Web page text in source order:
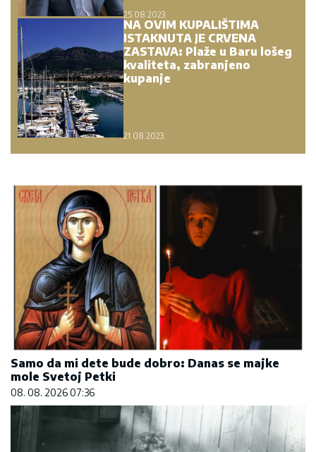
25.08.2023.
NA OVIM KUPALIŠTIMA
ISTAKNUTA JE CRVENA
ZASTAVA: Plaže u Baru lošeg
kvaliteta, zabranjeno
kupanje
21.08.2023.
Samo da mi dete bude dobro: Danas se majke
mole Svetoj Petki
08. 08. 2026 07:36